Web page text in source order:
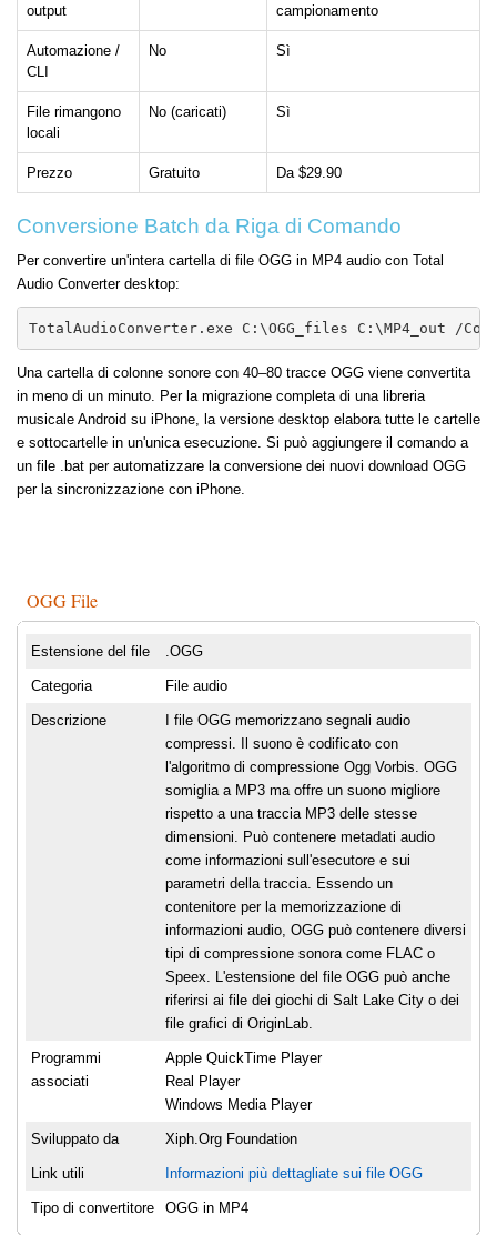
output
campionamento
Automazione /
CLI
No Sì
File rimangono
locali
No (caricati) Sì
Prezzo Gratuito Da $29.90
Conversione Batch da Riga di Comando
Per convertire un'intera cartella di file OGG in MP4 audio con Total
Audio Converter desktop:
TotalAudioConverter.exe C:\OGG_files C:\MP4_out /
Una cartella di colonne sonore con 40–80 tracce OGG viene convertita
in meno di un minuto. Per la migrazione completa di una libreria
musicale Android su iPhone, la versione desktop elabora tutte le cartelle
e sottocartelle in un'unica esecuzione. Si può aggiungere il comando a
un file .bat per automatizzare la conversione dei nuovi download OGG
per la sincronizzazione con iPhone.
OGG File
Estensione del file .OGG
Categoria File audio
Descrizione
I file OGG memorizzano segnali audio
compressi. Il suono è codificato con
l'algoritmo di compressione Ogg Vorbis. OGG
somiglia a MP3 ma offre un suono migliore
rispetto a una traccia MP3 delle stesse
dimensioni. Può contenere metadati audio
come informazioni sull'esecutore e sui
parametri della traccia. Essendo un
contenitore per la memorizzazione di
informazioni audio, OGG può contenere diversi
tipi di compressione sonora come FLAC o
Speex. L'estensione del file OGG può anche
riferirsi ai file dei giochi di Salt Lake City o dei
file grafici di OriginLab.
Programmi
associati
Apple QuickTime Player
Real Player
Windows Media Player
Sviluppato da Xiph.Org Foundation
Link utili Informazioni più dettagliate sui file OGG
Tipo di convertitore OGG in MP4